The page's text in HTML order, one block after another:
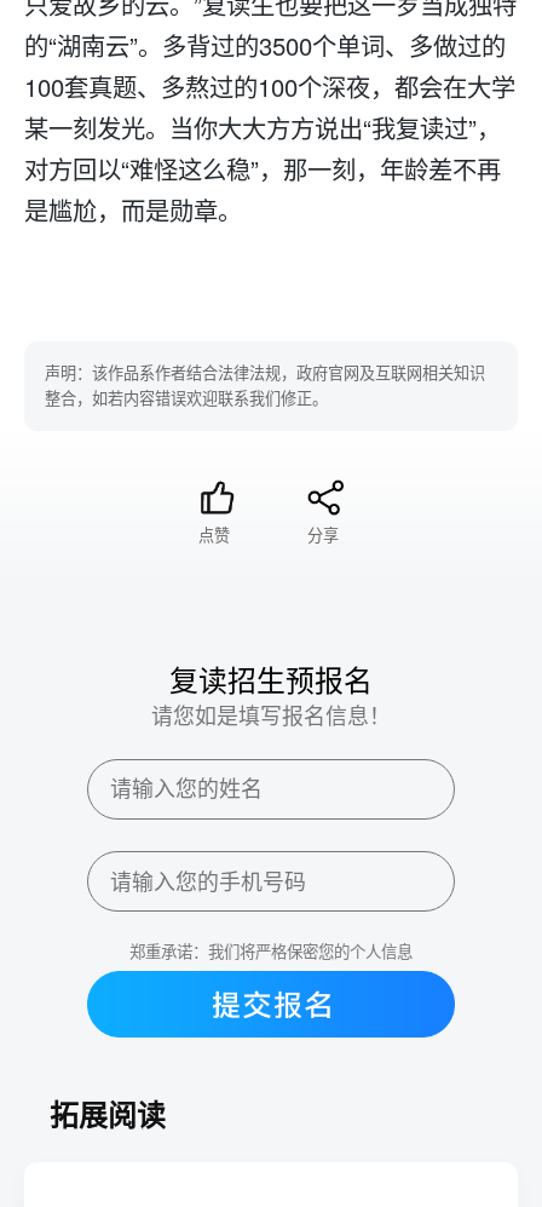
的“湖南云”。多背过的3500个单词、多做过的
100套真题、多熬过的100个深夜，都会在大学
某一刻发光。当你大大方方说出“我复读过”，
对方回以“难怪这么稳”，那一刻，年龄差不再
是尴尬，而是勋章。
声明：该作品系作者结合法律法规，政府官网及互联网相关知识
整合，如若内容错误欢迎联系我们修正。
点赞 分享
复读招生预报名
请您如是填写报名信息！
郑重承诺：我们将严格保密您的个人信息
拓展阅读